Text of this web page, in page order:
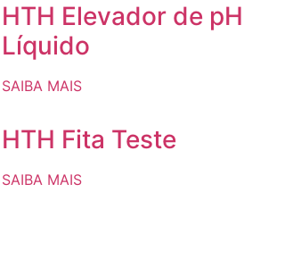
HTH Elevador de pH
Líquido
SAIBA MAIS
HTH Fita Teste
SAIBA MAIS